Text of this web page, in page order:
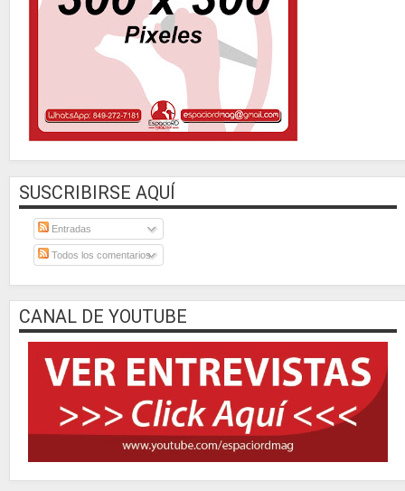
SUSCRIBIRSE AQUÍ
Entradas
Todos los comentarios
CANAL DE YOUTUBE